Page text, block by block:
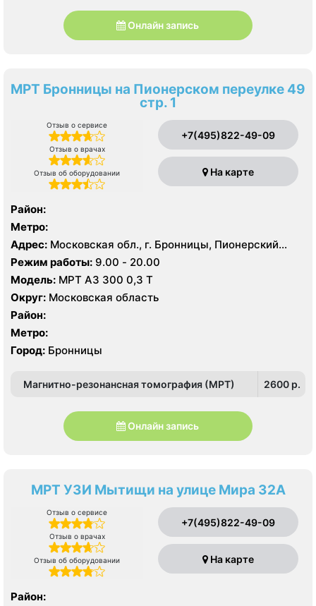
Онлайн запись
МРТ Бронницы на Пионерском переулке 49
стр. 1
Отзыв о сервисе
Отзыв о врачах
Отзыв об оборудовании
+7(495)822-49-09
На карте
Район:
Метро:
Адрес: Московская обл., г. Бронницы, Пионерский
пер., 49, стр. 1
Режим работы: 9.00 - 20.00
Модель: МРТ АЗ 300 0,3 Т
Округ: Московская область
Район:
Метро:
Город: Бронницы
Магнитно-резонансная томография (МРТ) 2600 p.
Онлайн запись
МРТ УЗИ Мытищи на улице Мира 32А
Отзыв о сервисе
Отзыв о врачах
Отзыв об оборудовании
+7(495)822-49-09
На карте
Район: